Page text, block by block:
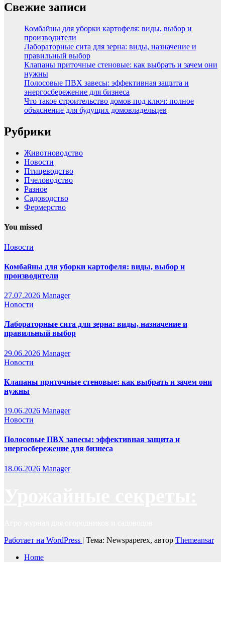
Свежие записи
Комбайны для уборки картофеля: виды, выбор и
производители
Лабораторные сита для зерна: виды, назначение и
правильный выбор
Клапаны приточные стеновые: как выбрать и зачем они
нужны
Полосовые ПВХ завесы: эффективная защита и
энергосбережение для бизнеса
Что такое строительство домов под ключ: полное
объяснение для будущих домовладельцев
Рубрики
Животноводство
Новости
Птицеводство
Пчеловодство
Разное
Садоводство
Фермерство
You missed
Новости
Комбайны для уборки картофеля: виды, выбор и
производители
27.07.2026 Manager
Новости
Лабораторные сита для зерна: виды, назначение и
правильный выбор
29.06.2026 Manager
Новости
Клапаны приточные стеновые: как выбрать и зачем они
нужны
19.06.2026 Manager
Новости
Полосовые ПВХ завесы: эффективная защита и
энергосбережение для бизнеса
18.06.2026 Manager
Работает на WordPress | Тема: Newspaperex, автор Themeansar
Home